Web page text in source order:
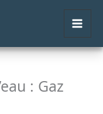
: Gaz